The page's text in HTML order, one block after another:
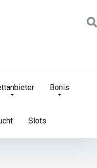
Bonis
Slots